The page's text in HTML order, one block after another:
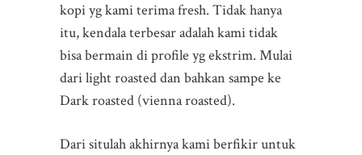
kopi yg kami terima fresh. Tidak hanya
itu, kendala terbesar adalah kami tidak
bisa bermain di profile yg ekstrim. Mulai
dari light roasted dan bahkan sampe ke
Dark roasted (vienna roasted).
Dari situlah akhirnya kami berfikir untuk